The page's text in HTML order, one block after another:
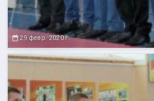
29 февр. 2020 г.